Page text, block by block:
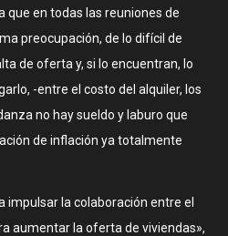
que en todas las reuniones de
preocupación, de lo difícil de
de oferta y, si lo encuentran, lo
-entre el costo del alquiler, los
no hay sueldo y laburo que
de inflación ya totalmente
impulsar la colaboración entre el
aumentar la oferta de viviendas»,